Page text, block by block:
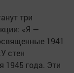
три
«Я —
1941
стен
1945 года. Эти